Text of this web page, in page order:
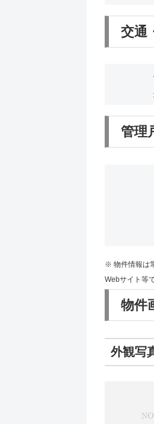
交通
管理
※ 物件情報は
Webサイト等
物件
外観写